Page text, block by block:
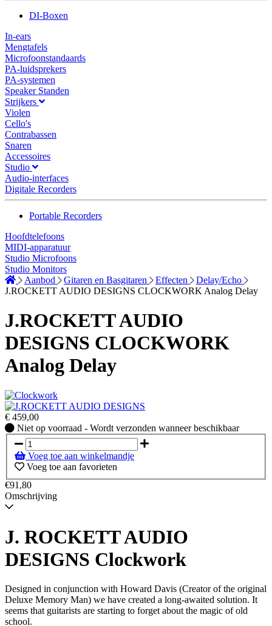
DI-Boxen
In-ears
Mengtafels
Microfoonstandaards
PA-luidsprekers
PA-systemen
Speaker Standen
Strijkers
Violen
Cello's
Contrabassen
Snaren
Accessoires
Studio
Audio-interfaces
Digitale Recorders
Portable Recorders
Hoofdtelefoons
MIDI-apparatuur
Studio Microfoons
Studio Monitors
Aanbod
Gitaren en Basgitaren Effecten
Delay/Echo
J.ROCKETT AUDIO DESIGNS CLOCKWORK Analog Delay
J.ROCKETT AUDIO
DESIGNS CLOCKWORK
Analog Delay
€ 459,00
Niet
op
voorraad
-
Wordt
verzonden
wanneer
beschikbaar
Niet op voorraad - Wordt verzonden wanneer beschikbaar
Voeg toe aan winkelmandje
Voeg toe aan favorieten
€91,80
Omschrijving
J. ROCKETT AUDIO
DESIGNS Clockwork
Designed in conjunction with Howard Davis (Creator of the original
Deluxe Memory Man) we have created a long-awaited solution. It
seems that guitarists are starting to forget about the magic of old
school.